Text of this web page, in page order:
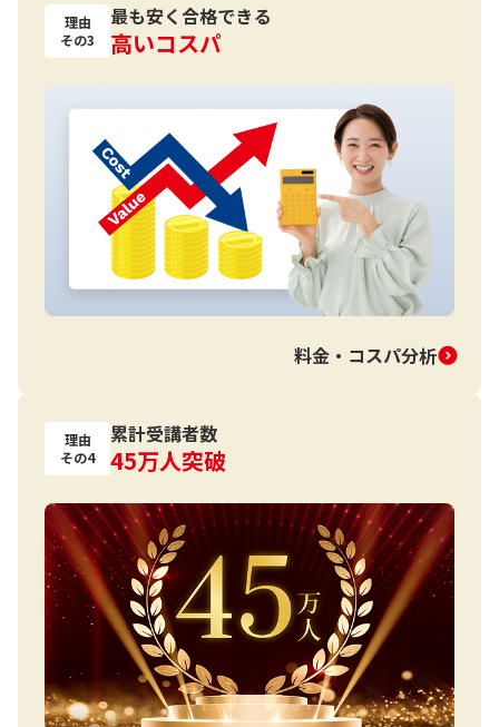
理由
その3
最も安く合格できる
高いコスパ
料金・コスパ分析
理由
その4
累計受講者数
45万人突破